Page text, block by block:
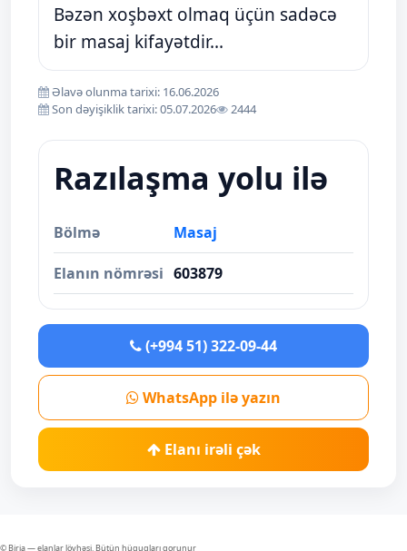
Bəzən xoşbəxt olmaq üçün sadəcə
bir masaj kifayətdir...
Əlavə olunma tarixi: 16.06.2026
Son dəyişiklik tarixi: 05.07.2026
2444
Razılaşma yolu ilə
Bölmə Masaj
Elanın nömrəsi 603879
(+994 51) 322-09-44
WhatsApp ilə yazın
Elanı irəli çək
© Birja — elanlar lövhəsi. Bütün hüquqları qorunur